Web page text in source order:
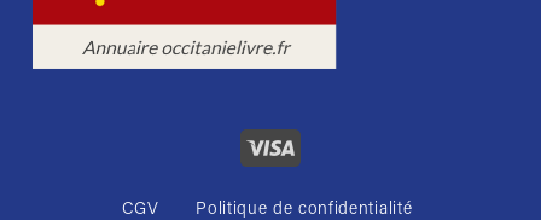
CGV Politique de confidentialité